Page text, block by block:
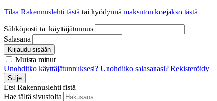
Tilaa Rakennuslehti tästä tai hyödynnä maksuton koejakso tästä.
Sähköposti tai käyttäjätunnus
Salasana
Kirjaudu sisään
Muista minut
Unohditko käyttäjätunnuksesi? Unohditko salasanasi? Rekisteröidy
Sulje
Etsi Rakennuslehti.fistä
Hae tältä sivustolta